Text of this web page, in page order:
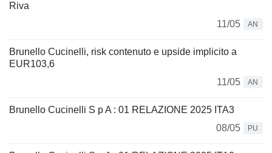
Riva
11/05
AN
Brunello Cucinelli, risk contenuto e upside implicito a
EUR103,6
11/05
AN
Brunello Cucinelli S p A : 01 RELAZIONE 2025 ITA3
08/05
PU